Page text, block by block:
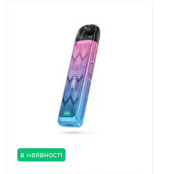
в наявності